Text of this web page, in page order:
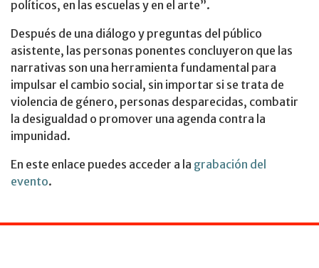
políticos, en las escuelas y en el arte”.
Después de una diálogo y preguntas del público
asistente, las personas ponentes concluyeron que las
narrativas son una herramienta fundamental para
impulsar el cambio social, sin importar si se trata de
violencia de género, personas desparecidas, combatir
la desigualdad o promover una agenda contra la
impunidad.
En este enlace puedes acceder a la grabación del
evento.